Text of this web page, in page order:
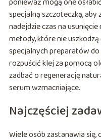
specjalną szczoteczką, aby
nadejdzie czas na
metody, które nie
specjalnych preparatów
rozpuścić klej za pomocą
zadbać o regenerację
serum wzmacniające.
Najczęściej
Wiele osób zastanawia się,